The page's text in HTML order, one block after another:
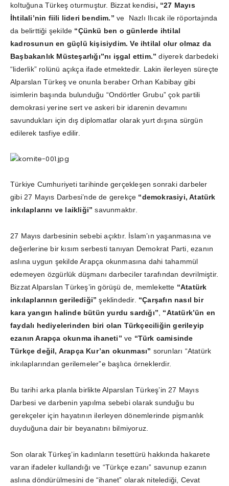
koltuğuna Türkeş oturmuştur. Bizzat kendisi, “27 Mayıs
İhtilali’nin fiili lideri bendim.” ve Nazlı Ilıcak ile röportajında
da belirttiği şekilde “Çünkü ben o günlerde ihtilal
kadrosunun en güçlü kişisiydim. Ve ihtilal olur olmaz da
Başbakanlık Müsteşarlığı”nı işgal ettim.” diyerek darbedeki
“liderlik” rolünü açıkça ifade etmektedir. Lakin ilerleyen süreçte
Alparslan Türkeş ve onunla beraber Orhan Kabibay gibi
isimlerin başında bulunduğu “Ondörtler Grubu” çok partili
demokrasi yerine sert ve askeri bir idarenin devamını
savundukları için dış diplomatlar olarak yurt dışına sürgün
edilerek tasfiye edilir.
Türkiye Cumhuriyeti tarihinde gerçekleşen sonraki darbeler
gibi 27 Mayıs Darbesi’nde de gerekçe “demokrasiyi, Atatürk
inkılaplarını ve laikliği” savunmaktır.
27 Mayıs darbesinin sebebi açıktır. İslam’ın yaşanmasına ve
değerlerine bir kısım serbesti tanıyan Demokrat Parti, ezanın
aslına uygun şekilde Arapça okunmasına dahi tahammül
edemeyen özgürlük düşmanı darbeciler tarafından devrilmiştir.
Bizzat Alparslan Türkeş’in görüşü de, memlekette “Atatürk
inkılaplarının gerilediği” şeklindedir. “Çarşafın nasıl bir
kara yangın halinde bütün yurdu sardığı”
“Atatürk’ün en
faydalı hediyelerinden biri olan Türkçeciliğin gerileyip
ezanın Arapça okunma ihaneti” ve “Türk camisinde
Türkçe değil, Arapça Kur’an okunması” sorunları “Atatürk
inkılaplarından gerilemeler”e başlıca örneklerdir.
Bu tarihi arka planla birlikte Alparslan Türkeş’in 27 Mayıs
Darbesi ve darbenin yapılma sebebi olarak sunduğu bu
gerekçeler için hayatının ilerleyen dönemlerinde pişmanlık
duyduğuna dair bir beyanatını bilmiyoruz.
Son olarak Türkeş’in kadınların tesettürü hakkında hakarete
varan ifadeler kullandığı ve “Türkçe ezanı” savunup ezanın
aslına döndürülmesini de “ihanet” olarak nitelediği, Cevat